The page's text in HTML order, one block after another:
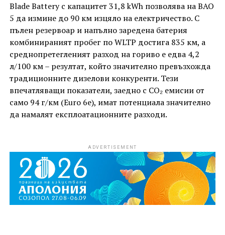
Blade Battery с капацитет 31,8 kWh позволява на BAO
5 да измине до 90 км изцяло на електричество. С
пълен резервоар и напълно заредена батерия
комбинираният пробег по WLTP достига 835 км, а
среднопретегленият разход на гориво е едва 4,2
л/100 км – резултат, който значително превъзхожда
традиционните дизелови конкуренти. Тези
впечатляващи показатели, заедно с CO₂ емисии от
само 94 г/км (Euro 6e), имат потенциала значително
да намалят експлоатационните разходи.
ADVERTISEMENT